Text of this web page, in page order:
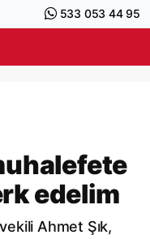
533 053 44 95
edelim
Ahmet Şık,